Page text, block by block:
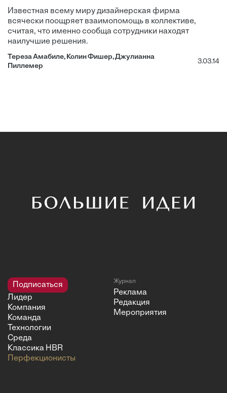
Известная всему миру дизайнерская фирма
всячески поощряет взаимопомощь в коллективе,
считая, что именно сообща сотрудники находят
наилучшие решения.
Тереза Амабиле, Колин Фишер, Джулианна
Пиллемер
3.03.14
Подписаться
Лидер
Компания
Команда
Технологии
Среда
Классика HBR
Перфекционисты
Журнал
Реклама
Редакция
Мероприятия